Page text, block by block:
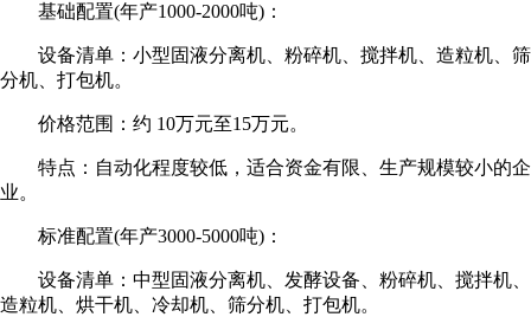
基础配置(年产1000-2000吨)：
设备清单：小型固液分离机、粉碎机、搅拌机、造粒机、筛
分机、打包机。
价格范围：约 10万元至15万元。
特点：自动化程度较低，适合资金有限、生产规模较小的企
业。
标准配置(年产3000-5000吨)：
设备清单：中型固液分离机、发酵设备、粉碎机、搅拌机、
造粒机、烘干机、冷却机、筛分机、打包机。